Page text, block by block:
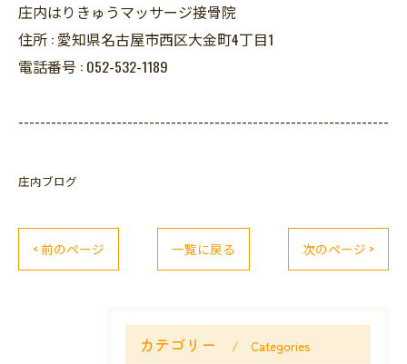
庄内はりきゅうマッサージ接骨院
住所 : 愛知県名古屋市西区大金町4丁目1
電話番号 : 052-532-1189
--------------------------------------------------------------------
庄内ブログ
< 前のページ 一覧に戻る 次のページ >
カテゴリー Categories